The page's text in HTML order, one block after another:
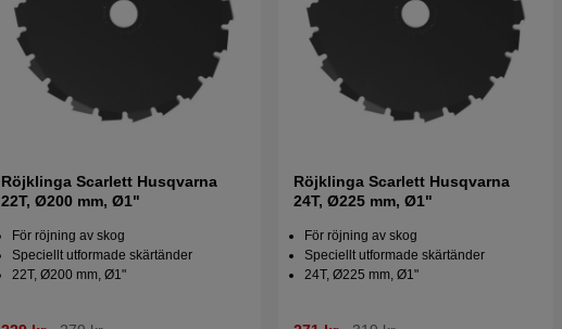
Röjklinga Scarlett Husqvarna
22T, Ø200 mm, Ø1"
För röjning av skog
Speciellt utformade skärtänder
22T, Ø200 mm, Ø1"
Röjklinga Scarlett Husqvarna
24T, Ø225 mm, Ø1"
För röjning av skog
Speciellt utformade skärtänder
24T, Ø225 mm, Ø1"